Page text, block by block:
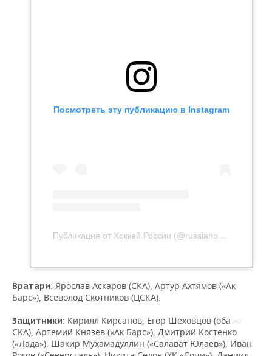
ВОДНЫЕ ВИДЫ СПОРТА
Посмотреть эту публикацию в Instagram
Публикация от Хоккей России (@russiahockey)
Вратари: Ярослав Аскаров (СКА), Артур Ахтямов («Ак
Барс»), Всеволод Скотников (ЦСКА).
Защитники: Кирилл Кирсанов, Егор Шеховцов (оба —
СКА), Артемий Князев («Ак Барс»), Дмитрий Костенко
(«Лада»), Шакир Мухамадуллин («Салават Юлаев»), Иван